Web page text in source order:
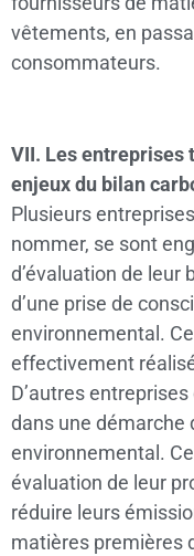
vêtements, en
consommateurs.
VII. Les entreprises
enjeux du bilan
Plusieurs
nommer, se sont
d’évaluation de leur
d’une prise de
environnemental.
effectivement
D’autres
dans une démarche
environnemental.
évaluation de leur
réduire leurs
matières premières